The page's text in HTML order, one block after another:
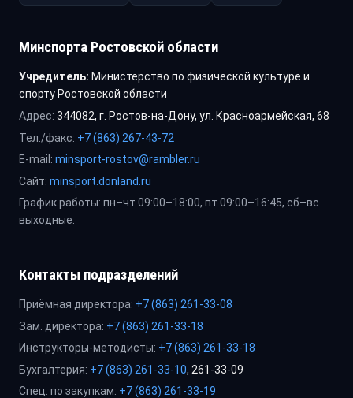
Минспорта Ростовской области
Учредитель: Министерство по физической культуре и
спорту Ростовской области
Адрес: 344082, г. Ростов-на-Дону, ул. Красноармейская, 68
Тел./факс: +7 (863) 267-43-72
E-mail: minsport-rostov@rambler.ru
Сайт: minsport.donland.ru
График работы: пн–чт 09:00–18:00, пт 09:00–16:45, сб–вс
выходные.
Контакты подразделений
Приёмная директора: +7 (863) 261-33-08
Зам. директора: +7 (863) 261-33-18
Инструкторы-методисты: +7 (863) 261-33-18
Бухгалтерия: +7 (863) 261-33-10, 261-33-09
Спец. по закупкам: +7 (863) 261-33-19